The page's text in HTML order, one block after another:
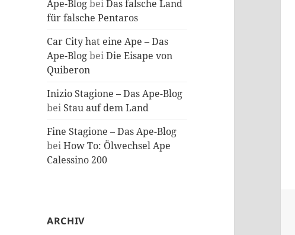
Ape-BlogbeiDas falsche Land
für falsche Pentaros
Car City hat eine Ape – Das
Ape-BlogbeiDie Eisape von
Quiberon
Inizio Stagione – Das Ape-Blog
bei Stau auf dem Land
Fine Stagione – Das Ape-Blog
beiHow To: Ölwechsel Ape
Calessino 200
ARCHIV